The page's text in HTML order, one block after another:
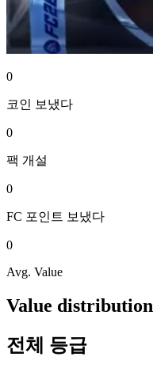
0
코인 보냈다
0
팩 개설
0
FC 포인트 보냈다
0
Avg. Value
Value distribution
전체 등급